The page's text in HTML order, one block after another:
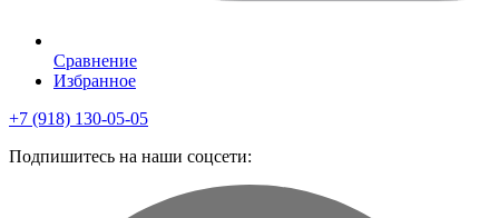
Сравнение
Избранное
+7 (918) 130-05-05
Подпишитесь на наши соцсети: